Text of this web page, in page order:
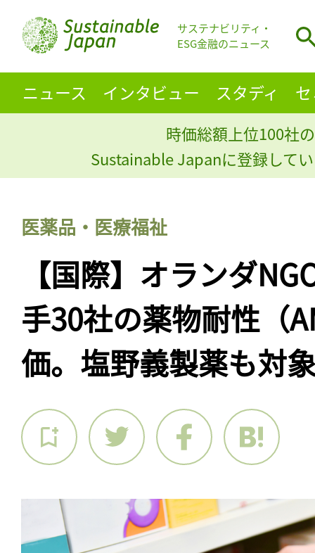
サステナビリティ・
ESG金融のニュース
ニュース インタビュー スタディ
時価総額上位100社
Sustainable Japanに登録して
医薬品・医療福祉
【国際】オランダ
手30社の薬物耐性（
価。塩野義製薬も対